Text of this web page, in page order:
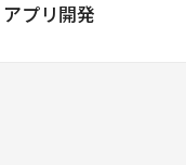
アプリ開発